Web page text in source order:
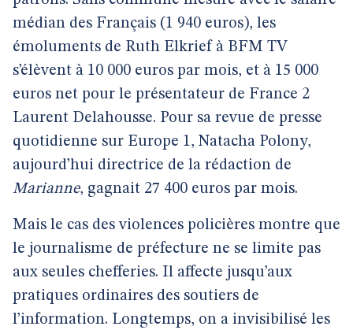
médian des Français (1 940 euros), les
émoluments de Ruth Elkrief à BFM TV
s’élèvent à 10 000 euros par mois, et à 15 000
euros net pour le présentateur de France 2
Laurent Delahousse. Pour sa revue de presse
quotidienne sur Europe 1, Natacha Polony,
aujourd’hui directrice de la rédaction de
Marianne, gagnait 27 400 euros par mois.
Mais le cas des violences policières montre que
le journalisme de préfecture ne se limite pas
aux seules chefferies. Il affecte jusqu’aux
pratiques ordinaires des soutiers de
l’information. Longtemps, on a invisibilisé les